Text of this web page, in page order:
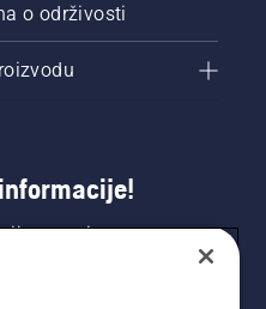
o održivosti
o novim
za naš bilten.